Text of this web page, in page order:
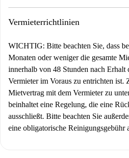
Vermieterrichtlinien
WICHTIG: Bitte beachten Sie, dass
Monaten oder weniger die gesamte
innerhalb von 48 Stunden nach Erhalt
Vermieter im Voraus zu entrichten ist.
Mietvertrag mit dem Vermieter zu
beinhaltet eine Regelung, die eine
ausschließt. Bitte beachten Sie
eine obligatorische Reinigungsgebühr